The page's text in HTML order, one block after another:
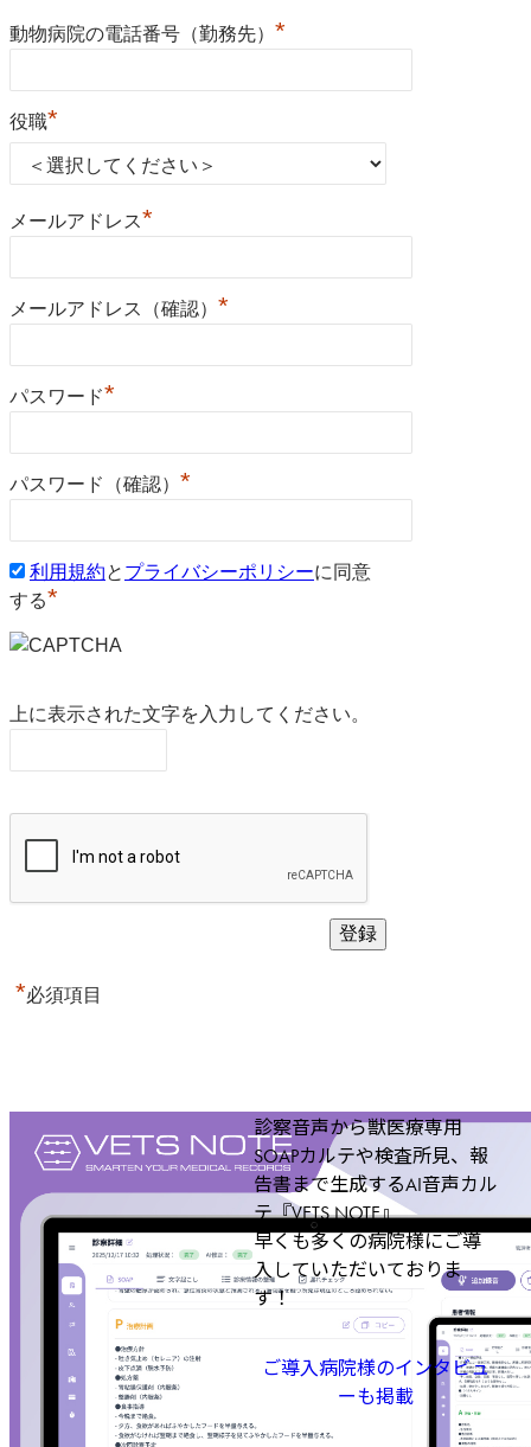
動物病院の電話番号（勤務先） *
役職*
メールアドレス*
メールアドレス（確認） *
パスワード*
パスワード（確認） *
利用規約と プライバシーポリシーに同意
する*
上に表示された文字を入力してください。
*必須項目
診察音声から獣医療専用
SOAPカルテや検査所見、報
告書まで生成するAI音声カル
テ『VETS NOTE』
早くも多くの病院様にご導
入していただいておりま
す！
ご導入病院様のインタビュ
ーも掲載